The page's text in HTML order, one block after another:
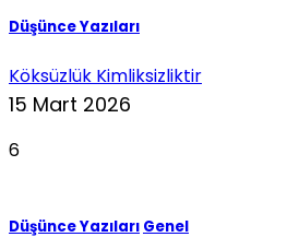
Düşünce Yazıları
Köksüzlük Kimliksizliktir
15 Mart 2026
6
Düşünce Yazıları Genel